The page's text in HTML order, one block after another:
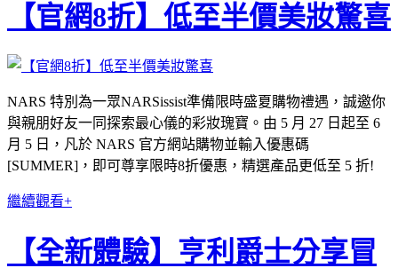
【官網8折】低至半價美妝驚喜
NARS 特別為一眾NARSissist準備限時盛夏購物禮遇，誠邀你
與親朋好友一同探索最心儀的彩妝瑰寶。由 5 月 27 日起至 6
月 5 日，凡於 NARS 官方網站購物並輸入優惠碼
[SUMMER]，即可尊享限時8折優惠，精選產品更低至 5 折!
繼續觀看+
【全新體驗】亨利爵士分享冒